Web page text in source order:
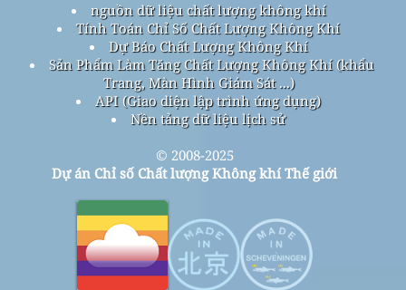
nguồn dữ liệu chất lượng không khí
Tính Toán Chỉ Số Chất Lượng Không Khí
Dự Báo Chất Lượng Không Khí
Sản Phẩm Làm Tăng Chất Lượng Không Khí (khẩu
Trang, Màn Hình Giám Sát ...)
API (Giao diện lập trình ứng dụng)
Nền tảng dữ liệu lịch sử
© 2008-2025
Dự án Chỉ số Chất lượng Không khí Thế giới